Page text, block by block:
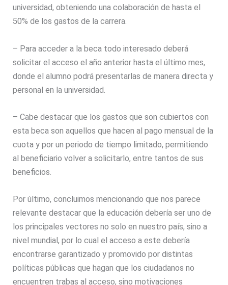
universidad, obteniendo una colaboración de hasta el
50% de los gastos de la carrera.
– Para acceder a la beca todo interesado deberá
solicitar el acceso el año anterior hasta el último mes,
donde el alumno podrá presentarlas de manera directa y
personal en la universidad.
– Cabe destacar que los gastos que son cubiertos con
esta beca son aquellos que hacen al pago mensual de la
cuota y por un periodo de tiempo limitado, permitiendo
al beneficiario volver a solicitarlo, entre tantos de sus
beneficios.
Por último, concluimos mencionando que nos parece
relevante destacar que la educación debería ser uno de
los principales vectores no solo en nuestro país, sino a
nivel mundial, por lo cual el acceso a este debería
encontrarse garantizado y promovido por distintas
políticas públicas que hagan que los ciudadanos no
encuentren trabas al acceso, sino motivaciones